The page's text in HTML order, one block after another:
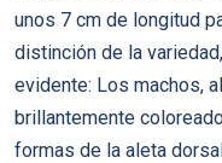
unos 7 cm de longitud
distinción de la
evidente: Los machos,
brillantemente
formas de la aleta